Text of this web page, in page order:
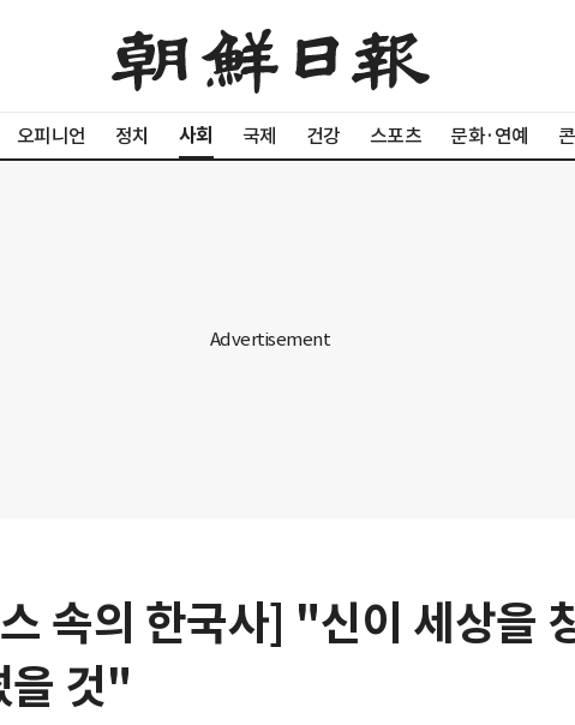
오피니언 정치 사회 국제 건강 스포츠 문화·연예
속의 한국사] "신이 세상을
을 것"